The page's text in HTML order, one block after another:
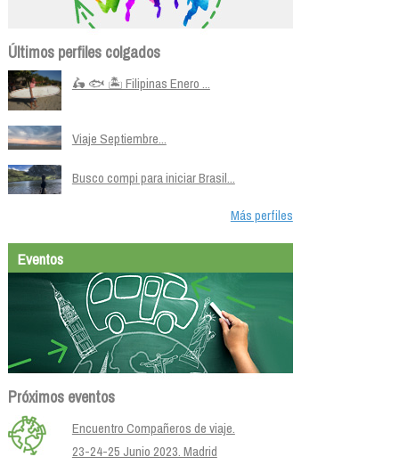
Últimos perfiles colgados
🛵 🐟 🏝️ Filipinas Enero ...
Viaje Septiembre...
Busco compi para iniciar Brasil...
Más perfiles
Eventos
Próximos eventos
Encuentro Compañeros de viaje.
23-24-25 Junio 2023. Madrid